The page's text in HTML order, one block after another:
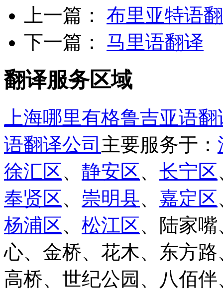
上一篇： 布里亚特语
下一篇： 马里语翻译
翻译服务区域
上海哪里有格鲁吉亚语
语翻译公司 主要服务于：
徐汇区、 静安区、 长宁区
奉贤区、 崇明县、 嘉定区
杨浦区、 松江区、陆家
心、金桥、花木、东方
高桥、世纪公园、八佰